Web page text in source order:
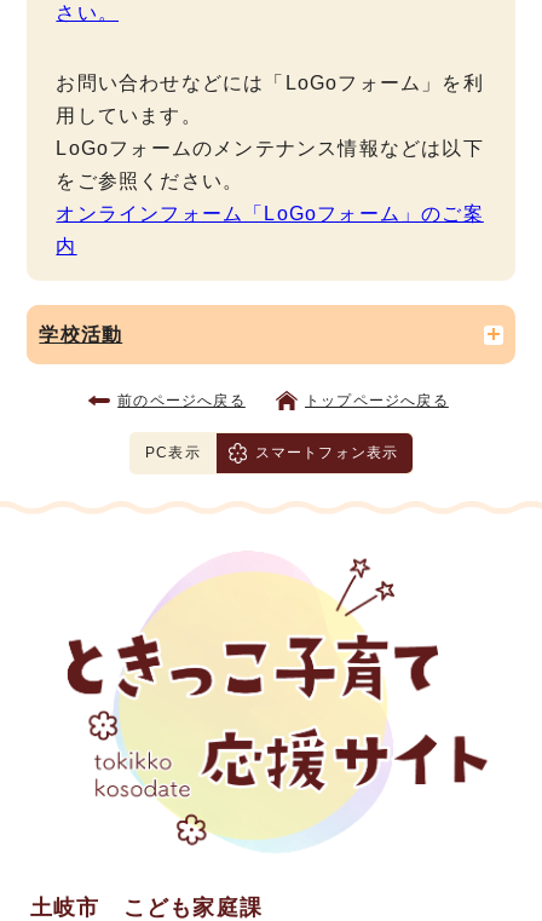
さい。
お問い合わせなどには「LoGoフォーム」を利
用しています。
LoGoフォームのメンテナンス情報などは以下
をご参照ください。
オンラインフォーム「LoGoフォーム」のご案
内
学校活動
前のページへ戻る トップページへ戻る
PC表示 スマートフォン表示
土岐市 こども家庭課